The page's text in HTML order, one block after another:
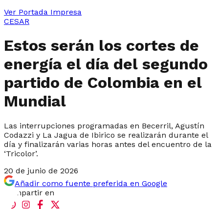
Ver Portada Impresa
CESAR
Estos serán los cortes de
energía el día del segundo
partido de Colombia en el
Mundial
Las interrupciones programadas en Becerril, Agustín
Codazzi y La Jagua de Ibirico se realizarán durante el
día y finalizarán varias horas antes del encuentro de la
‘Tricolor’.
20 de junio de 2026
Añadir como fuente preferida en Google
Compartir en